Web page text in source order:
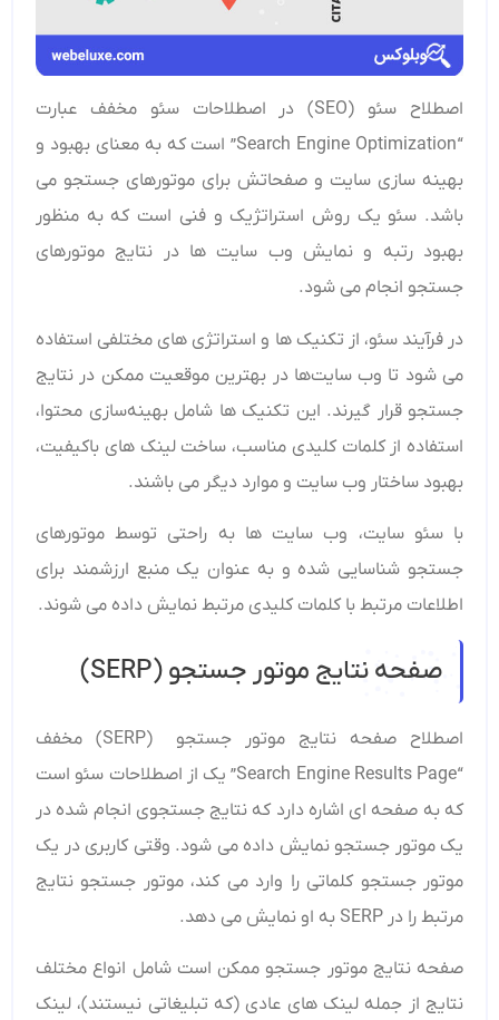
اصطلاح سئو (SEO) در اصطلاحات سئو مخفف عبارت
“Search Engine Optimization” است که به معنای بهبود و
بهینه سازی سایت و صفحاتش برای موتورهای جستجو می
باشد. سئو یک روش استراتژیک و فنی است که به منظور
بهبود رتبه و نمایش وب سایت ها در نتایج موتورهای
جستجو انجام می ‌شود.
در فرآیند سئو، از تکنیک ‌ها و استراتژی‌ های مختلفی استفاده
می ‌شود تا وب سایت‌ها در بهترین موقعیت ممکن در نتایج
جستجو قرار گیرند. این تکنیک‌ ها شامل بهینه‌سازی محتوا،
استفاده از کلمات کلیدی مناسب، ساخت لینک‌ های باکیفیت،
بهبود ساختار وب سایت و موارد دیگر می‌ باشند.
با سئو سایت، وب سایت ها به راحتی توسط موتورهای
جستجو شناسایی شده و به عنوان یک منبع ارزشمند برای
اطلاعات مرتبط با کلمات کلیدی مرتبط نمایش داده می شوند.
صفحه نتایج موتور جستجو (SERP)
اصطلاح صفحه نتایج موتور جستجو (SERP) مخفف
“Search Engine Results Page” یک از اصطلاحات سئو است
که به صفحه ‌ای اشاره دارد که نتایج جستجوی انجام شده در
یک موتور جستجو نمایش داده می‌ شود. وقتی کاربری در یک
موتور جستجو کلماتی را وارد می ‌کند، موتور جستجو نتایج
مرتبط را در SERP به او نمایش می‌ دهد.
صفحه نتایج موتور جستجو ممکن است شامل انواع مختلف
نتایج از جمله لینک های عادی (که تبلیغاتی نیستند)، لینک